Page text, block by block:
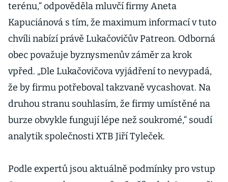
terénu,“ odpověděla mluvčí firmy Aneta
Kapuciánová s tím, že maximum informací v tuto
chvíli nabízí právě Lukačovičův Patreon. Odborná
obec považuje byznysmenův záměr za krok
vpřed. „Dle Lukačovičova vyjádření to nevypadá,
že by firmu potřeboval takzvaně vycashovat. Na
druhou stranu souhlasím, že firmy umístěné na
burze obvykle fungují lépe než soukromé,“ soudí
analytik společnosti XTB Jiří Tyleček.
Podle expertů jsou aktuálně podmínky pro vstup